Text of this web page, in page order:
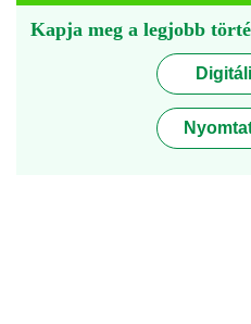
Kapja meg a legjobb